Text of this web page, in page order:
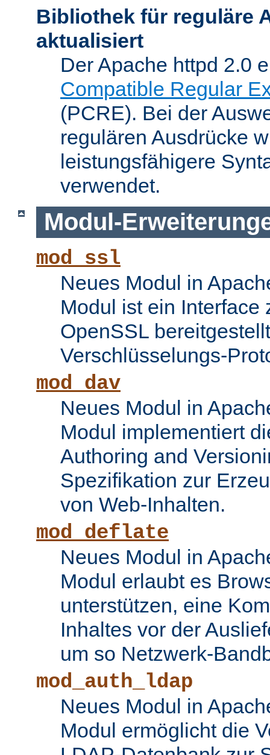
Bibliothek für reguläre
aktualisiert
Der Apache httpd 2.0
Compatible Regular
(PCRE). Bei der
regulären Ausdrücke
leistungsfähigere
verwendet.
Modul-
mod_ssl
Neues Modul in
Modul ist ein Interface
OpenSSL
Verschlüsselungs-
mod_dav
Neues Modul in
Modul implementiert
Authoring and
Spezifikation zur
von Web-Inhalten.
mod_deflate
Neues Modul in
Modul erlaubt es
unterstützen, eine
Inhaltes vor der
um so Netzwerk-
mod_auth_ldap
Neues Modul in
Modul ermöglicht die